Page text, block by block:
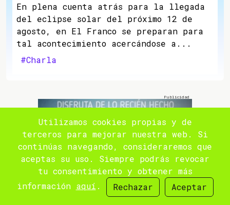
En plena cuenta atrás para la llegada
del eclipse solar del próximo 12 de
agosto, en El Franco se preparan para
tal acontecimiento acercándose a...
#Charla
Utilizamos cookies propias y de
terceros para mejorar nuestra web. Si
continúas navegando, consideraremos que
aceptas su uso. Siempre podrás revocar
tu consentimiento y obtener más
información aquí . Rechazar Aceptar